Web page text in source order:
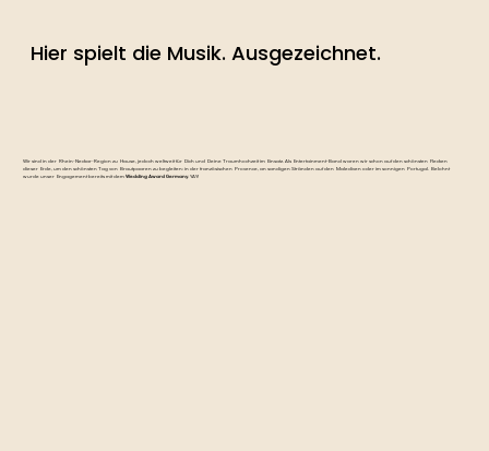
Hier spielt die Musik. Ausgezeichnet.
Wir sind in der Rhein-Neckar-Region zu Hause, jedoch weltweit für Dich und Deine Traumhochzeit im Einsatz. Als Entertainment-Band waren wir schon auf den schönsten Flecken
dieser Erde, um den schönsten Tag von Brautpaaren zu begleiten: in der französischen Provence, an sandigen Stränden auf den Malediven oder im sonnigen Portugal. Belohnt
wurde unser Engagement bereits mit demWedding Award Germany. YAY!